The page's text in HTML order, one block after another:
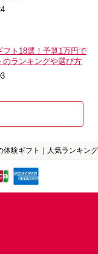
ト18選！予算1万円で
のランキングや選び方
験ギフト｜人気ランキン